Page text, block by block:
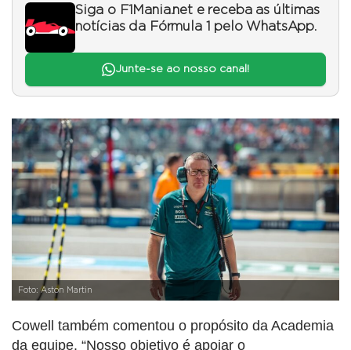
Siga o F1Mania.net e receba as últimas
notícias da Fórmula 1 pelo WhatsApp.
Junte-se ao nosso canal!
Foto: Aston Martin
Cowell também comentou o propósito da Academia
da equipe. “Nosso objetivo é apoiar o